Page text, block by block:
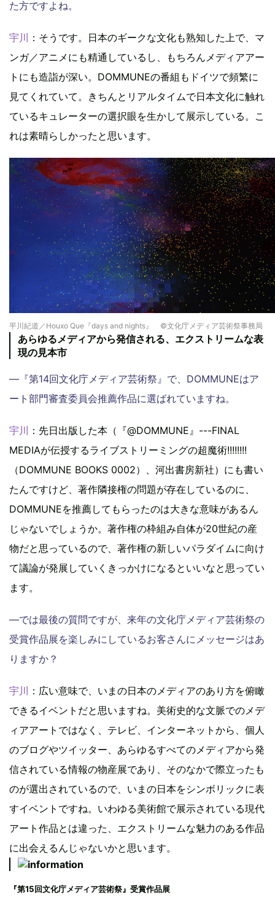
た方ですよね。
宇川 ：そうです。日本のギークな文化も熟知した上で、マ
ンガ／アニメにも精通しているし、もちろんメディアアー
トにも造詣が深い。DOMMUNEの番組もドイツで頻繁に
見てくれていて。きちんとリアルタイムで日本文化に触れ
ているキュレーターの選択眼を生かして展示している。こ
れは素晴らしかったと思います。
平川紀道／Houxo Que『days and nights』 ©文化庁メディア芸術祭事務局
あらゆるメディアから発信される、エクストリームな表
現の見本市
―『第14回文化庁メディア芸術祭』で、DOMMUNEはア
ート部門審査委員会推薦作品に選ばれていますね。
宇川 ：先日出版した本（『@DOMMUNE』---FINAL
MEDIAが伝授するライブストリーミングの超魔術!!!!!!!!
（DOMMUNE BOOKS 0002）、河出書房新社）にも書い
たんですけど、著作隣接権の問題が存在しているのに、
DOMMUNEを推薦してもらったのは大きな意味があるん
じゃないでしょうか。著作権の枠組み自体が20世紀の産
物だと思っているので、著作権の新しいパラダイムに向け
て議論が発展していくきっかけになるといいなと思ってい
ます。
―では最後の質問ですが、来年の文化庁メディア芸術祭の
受賞作品展を楽しみにしているお客さんにメッセージはあ
りますか？
宇川 ：広い意味で、いまの日本のメディアのあり方を俯瞰
できるイベントだと思いますね。美術史的な文脈でのメデ
ィアアートではなく、テレビ、インターネットから、個人
のブログやツイッター、あらゆるすべてのメディアから発
信されている情報の物産展であり、そのなかで際立ったも
のが選出されているので、いまの日本をシンボリックに表
すイベントですね。いわゆる美術館で展示されている現代
アート作品とは違った、エクストリームな魅力のある作品
に出会えるんじゃないかと思います。
『第15回文化庁メディア芸術祭』受賞作品展